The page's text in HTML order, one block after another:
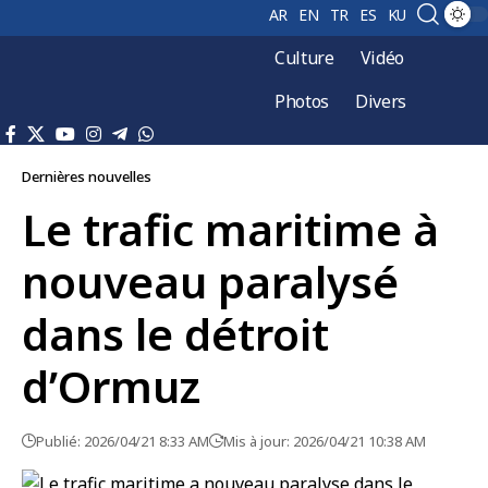
AR EN TR ES KU
Culture
Vidéo
Photos
Divers
Dernières nouvelles
Le trafic maritime à
nouveau paralysé
dans le détroit
d’Ormuz
Publié: 2026/04/21 8:33 AM Mis à jour: 2026/04/21 10:38 AM